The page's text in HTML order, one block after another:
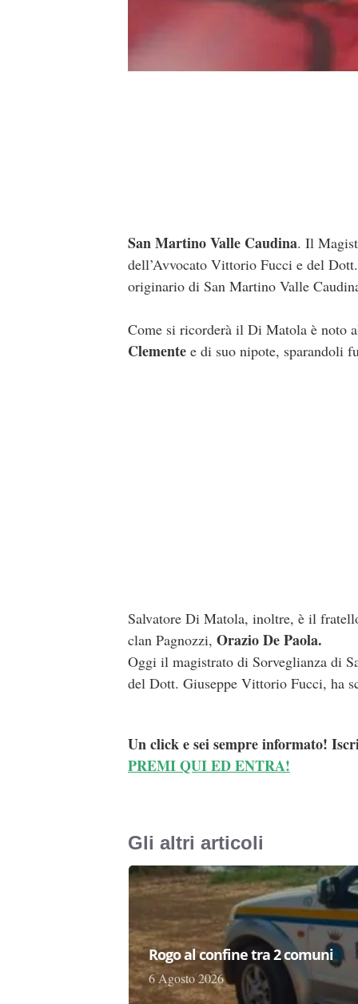
San Martino Valle Caudina. Il
dell’Avvocato Vittorio Fucci e del
originario di San Martino Valle
Come si ricorderà il Di Matola è noto
Clemente e di suo nipote, sparandoli
Salvatore Di Matola, inoltre, è il
clan Pagnozzi, Orazio De Paola.
Oggi il magistrato di Sorveglianza di
del Dott. Giuseppe Vittorio Fucci, ha
Un click e sei sempre informato!
PREMI QUI ED ENTRA!
Gli altri articoli
Rogo al confine tra 2 comuni
6 Agosto 2026